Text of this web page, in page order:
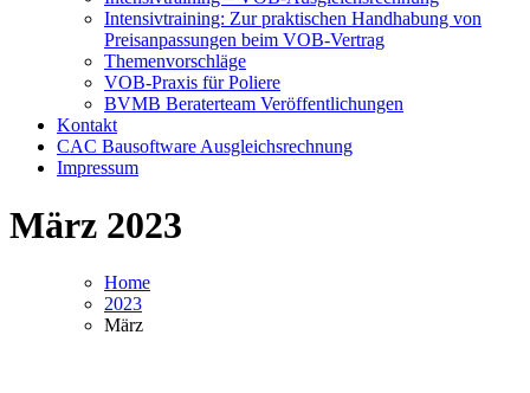
Intensivtraining: Zur praktischen Handhabung von
Preisanpassungen beim VOB-Vertrag
Themenvorschläge
VOB-Praxis für Poliere
BVMB Beraterteam Veröffentlichungen
Kontakt
CAC Bausoftware Ausgleichsrechnung
Impressum
März 2023
Home
2023
März